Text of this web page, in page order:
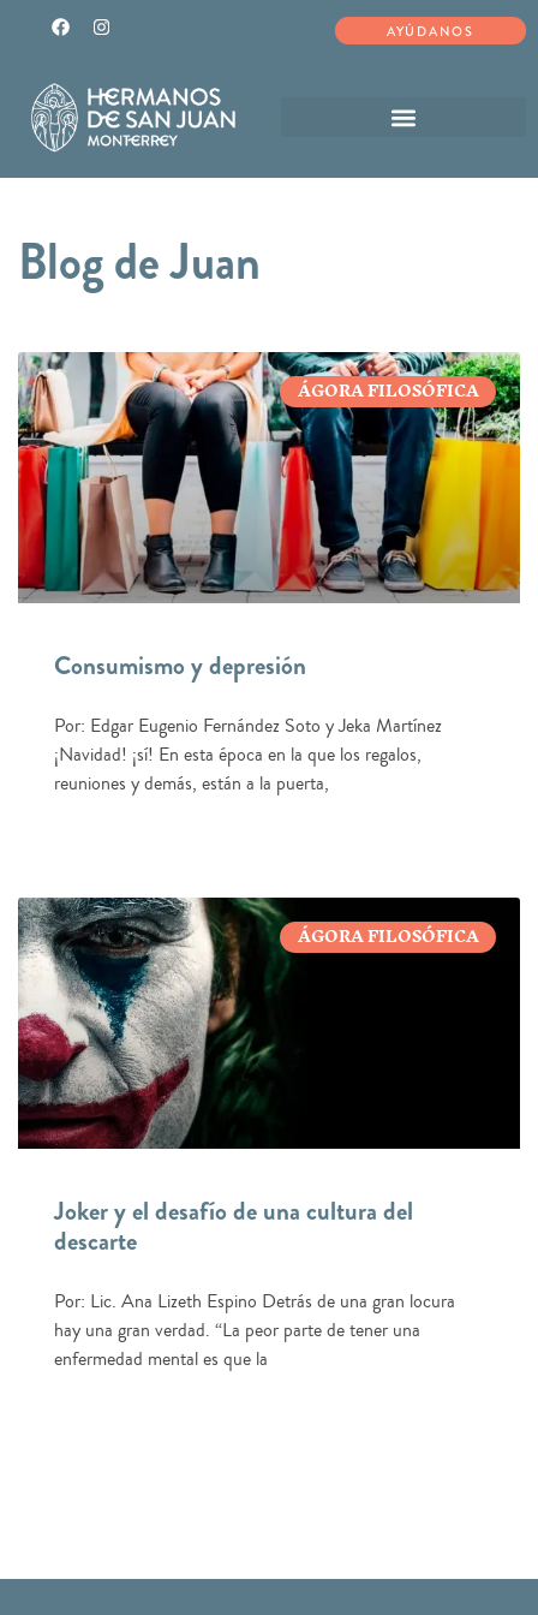
AYÚDANOS
Blog de Juan
ÁGORA FILOSÓFICA
Consumismo y depresión
Por: Edgar Eugenio Fernández Soto y Jeka Martínez
¡Navidad! ¡sí! En esta época en la que los regalos,
reuniones y demás, están a la puerta,
ÁGORA FILOSÓFICA
Joker y el desafío de una cultura del
descarte
Por: Lic. Ana Lizeth Espino Detrás de una gran locura
hay una gran verdad. “La peor parte de tener una
enfermedad mental es que la